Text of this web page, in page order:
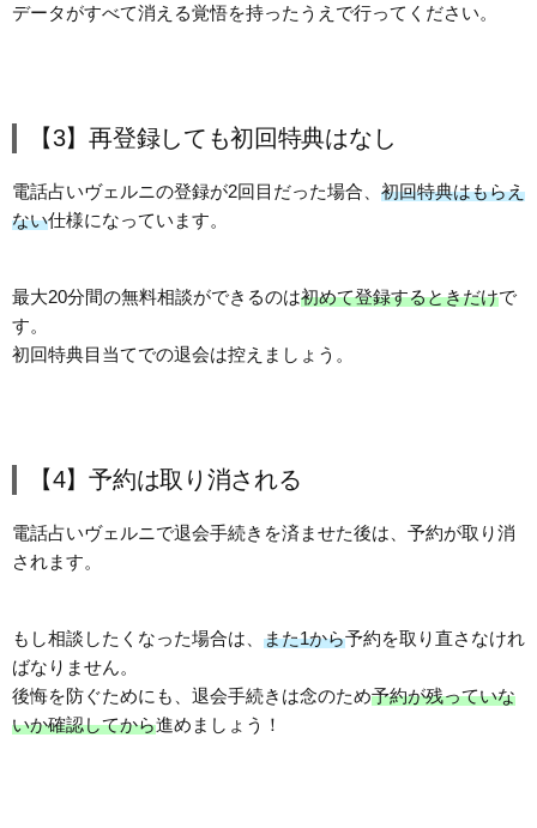
データがすべて消える覚悟を持ったうえで行ってください。
【3】再登録しても初回特典はなし
電話占いヴェルニの登録が2回目だった場合、 初回特典はもらえ
ない仕様になっています。
最大20分間の無料相談ができるのは初めて登録するときだけで
す。
初回特典目当てでの退会は控えましょう。
【4】予約は取り消される
電話占いヴェルニで退会手続きを済ませた後は、予約が取り消
されます。
もし相談したくなった場合は、 また1から予約を取り直さなけれ
ばなりません。
後悔を防ぐためにも、退会手続きは念のため予約が残っていな
いか確認してから進めましょう！